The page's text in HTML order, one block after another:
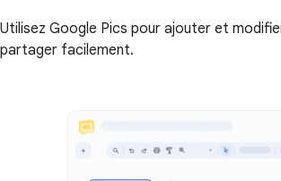
Utilisez Google Pics pour ajouter et
partager facilement.